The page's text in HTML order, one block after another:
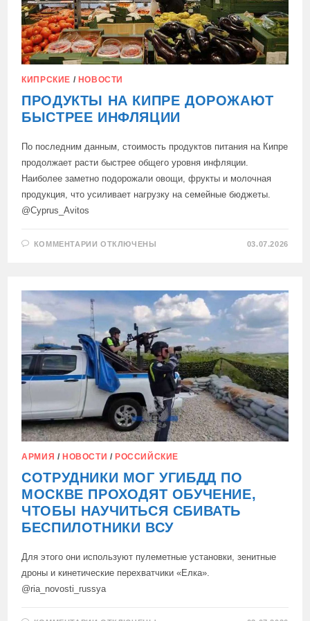
КИПРСКИЕ / НОВОСТИ
ПРОДУКТЫ НА КИПРЕ ДОРОЖАЮТ
БЫСТРЕЕ ИНФЛЯЦИИ
По последним данным, стоимость продуктов питания на Кипре
продолжает расти быстрее общего уровня инфляции.
Наиболее заметно подорожали овощи, фрукты и молочная
продукция, что усиливает нагрузку на семейные бюджеты.
@Cyprus_Avitos
КОММЕНТАРИИ К
ДОРОЖАЮТ
БЫСТРЕЕ
ИНФЛЯЦИИ
ОТКЛЮЧЕНЫ 03.07.2026
АРМИЯ / НОВОСТИ / РОССИЙСКИЕ
СОТРУДНИКИ МОГ УГИБДД ПО
МОСКВЕ ПРОХОДЯТ ОБУЧЕНИЕ,
ЧТОБЫ НАУЧИТЬСЯ СБИВАТЬ
БЕСПИЛОТНИКИ ВСУ
Для этого они используют пулеметные установки, зенитные
дроны и кинетические перехватчики «Елка».
@ria_novosti_russya